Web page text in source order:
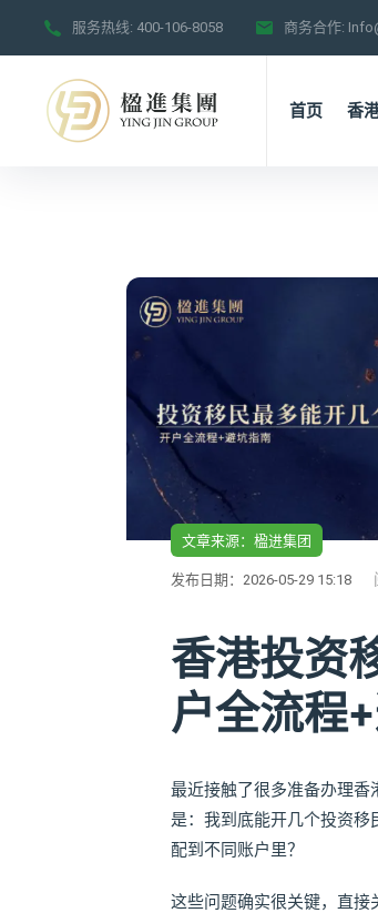
服务热线: 400-106-8058 商务合作:
首页 香
文章来源：楹进集团
发布日期：2026-05-29 15:18
香港投资
户全流程
最近接触了很多准备办理香
是：我到底能开几个投资移
配到不同账户里？
这些问题确实很关键，直接